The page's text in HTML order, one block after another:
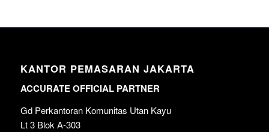
KANTOR PEMASARAN JAKARTA
ACCURATE OFFICIAL PARTNER
Gd Perkantoran Komunitas Utan Kayu
Lt 3 Blok A-303